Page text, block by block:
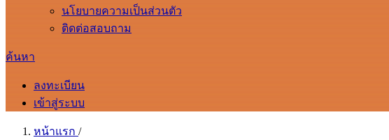
นโยบายความเป็นส่วนตัว
ติดต่อสอบถาม
ค้นหา
ลงทะเบียน
เข้าสู่ระบบ
หน้าแรก /